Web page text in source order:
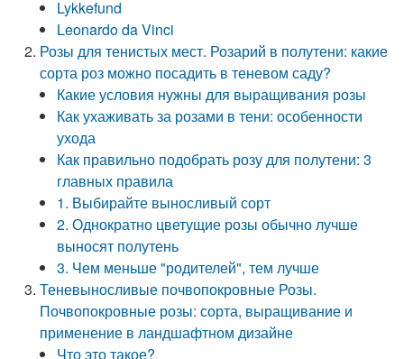
Lykkefund
Leonardo da Vinci
Розы для тенистых мест. Розарий в полутени: какие
сорта роз можно посадить в теневом саду?
Какие условия нужны для выращивания розы
Как ухаживать за розами в тени: особенности
ухода
Как правильно подобрать розу для полутени: 3
главных правила
1. Выбирайте выносливый сорт
2. Однократно цветущие розы обычно лучше
выносят полутень
3. Чем меньше "родителей", тем лучше
Теневыносливые почвопокровные Розы.
Почвопокровные розы: сорта, выращивание и
применение в ландшафтном дизайне
Что это такое?